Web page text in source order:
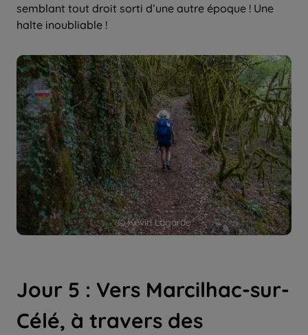
© Kévin Lagarde
semblant tout droit sorti d’une autre époque ! Une
halte inoubliable !
Jour 5 : Vers Marcilhac-sur-
Célé, à travers des